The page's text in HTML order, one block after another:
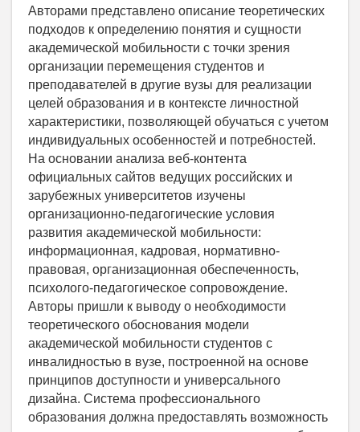
Авторами представлено описание теоретических
подходов к определению понятия и сущности
академической мобильности с точки зрения
организации перемещения студентов и
преподавателей в другие вузы для реализации
целей образования и в контексте личностной
характеристики, позволяющей обучаться с учетом
индивидуальных особенностей и потребностей.
На основании анализа веб-контента
официальных сайтов ведущих российских и
зарубежных университетов изучены
организационно-педагогические условия
развития академической мобильности:
информационная, кадровая, нормативно-
правовая, организационная обеспеченность,
психолого-педагогическое сопровождение.
Авторы пришли к выводу о необходимости
теоретического обоснования модели
академической мобильности студентов с
инвалидностью в вузе, построенной на основе
принципов доступности и универсального
дизайна. Система профессионального
образования должна предоставлять возможность